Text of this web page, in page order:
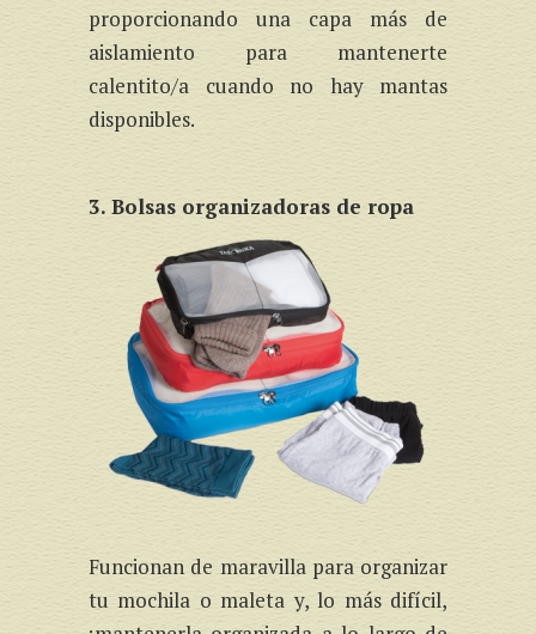
proporcionando una capa más de
aislamiento para mantenerte
calentito/a cuando no hay mantas
disponibles.
3. Bolsas organizadoras de ropa
Funcionan de maravilla para organizar
tu mochila o maleta y, lo más difícil,